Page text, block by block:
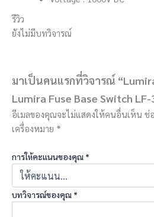
รีวิว
ยังไม่มีบทวิจารณ์
มาเป็นคนแรกที่วิจารณ์
Lumira Fuse Base Switch LF-
อีเมลของคุณจะไม่แสดงให้คนอื่นเห็น ช่
เครื่องหมาย *
การให้คะแนนของคุณ *
บทวิจารณ์ของคุณ *